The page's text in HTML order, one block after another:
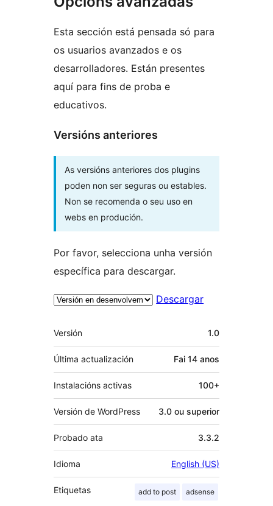
Esta sección está pensada só para
os usuarios avanzados e os
desarrolladores. Están presentes
aquí para fins de proba e
educativos.
Versións anteriores
As versións anteriores dos plugins
poden non ser seguras ou estables.
Non se recomenda o seu uso en
webs en produción.
Por favor, selecciona unha versión
específica para descargar.
Descargar
Meta
Versión 1.0
Última actualización Fai 14 anos
Instalacións activas 100+
Versión de WordPress 3.0 ou superior
Probado ata 3.3.2
Idioma English (US)
Etiquetas add to post adsense